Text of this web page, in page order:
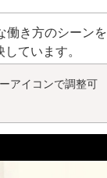
働き方のシーンを
ています。
アイコンで調整可